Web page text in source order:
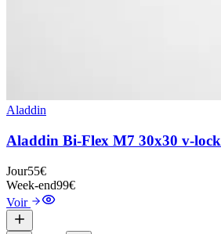
Aladdin
Aladdin Bi-Flex M7 30x30 v-lock
Jour55€
Week-end99€
Voir